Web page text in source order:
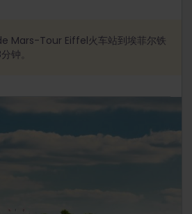
Mars-Tour Eiffel火车站到埃菲尔铁
钟。